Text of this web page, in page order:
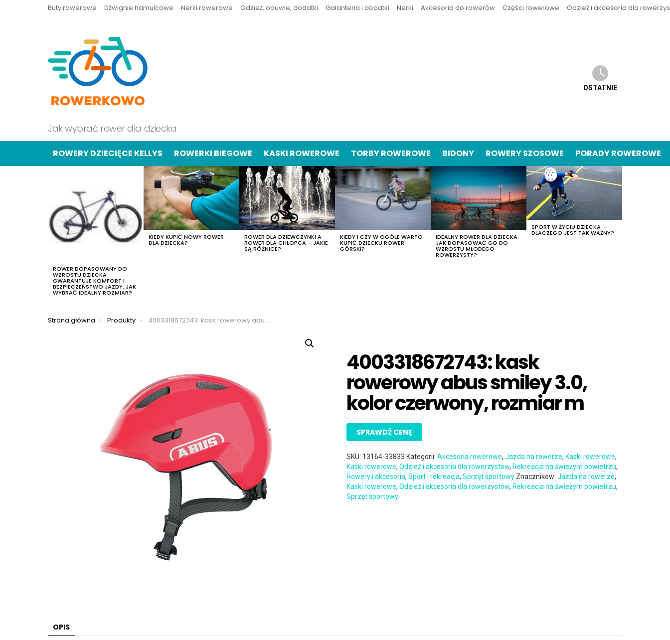
Buty rowerowe Dźwignie hamulcowe Nerki rowerowe Odzież, obuwie, dodatki Galanteria i dodatki Nerki Akcesoria do rowerów Części rowerowe Odzież i akcesoria dla
Jak wybrać rower dla dziecka
OSTATNIE
ROWERY DZIECIĘCE KELLYS ROWERKI BIEGOWE KASKI ROWEROWE TORBY ROWEROWE BIDONY ROWERY SZOSOWE PORADY ROWEROWE
ROWER DOPASOWANY DO
WZROSTU DZIECKA
GWARANTUJE KOMFORT I
BEZPIECZEŃSTWO JAZDY. JAK
WYBRAĆ IDEALNY ROZMIAR?
KIEDY KUPIĆ NOWY ROWER
DLA DZIECKA?
ROWER DLA DZIEWCZYNKI A
ROWER DLA CHŁOPCA – JAKIE
SĄ RÓŻNICE?
KIEDY I CZY W OGÓLE WARTO
KUPIĆ DZIECKU ROWER
GÓRSKI?
IDEALNY ROWER DLA DZIECKA:
JAK DOPASOWAĆ GO DO
WZROSTU MŁODEGO
ROWERZYSTY?
SPORT W ŻYCIU DZIECKA –
DLACZEGO JEST TAK WAŻNY?
Jesteś tutaj:
Strona główna Produkty 4003318672743: kask rowerowy abus smiley 3.0, kolor czerwony, rozmiar m
4003318672743: kask
rowerowy abus smiley 3.0,
kolor czerwony, rozmiar m
SPRAWDŹ CENĘ
SKU: 13164-33833 Kategorii:Akcesoria rowerowe,Jazda na rowerze, Kaski rowerowe,
Kaski rowerowe,Odzież i akcesoria dla rowerzystów, Rekreacja na świeżym powietrzu,
Rowery i akcesoria,Sport i rekreacja,Sprzęt sportowy Znaczników:Jazda na rowerze,
Kaski rowerowe,Odzież i akcesoria dla rowerzystów, Rekreacja na świeżym powietrzu,
Sprzęt sportowy
OPIS